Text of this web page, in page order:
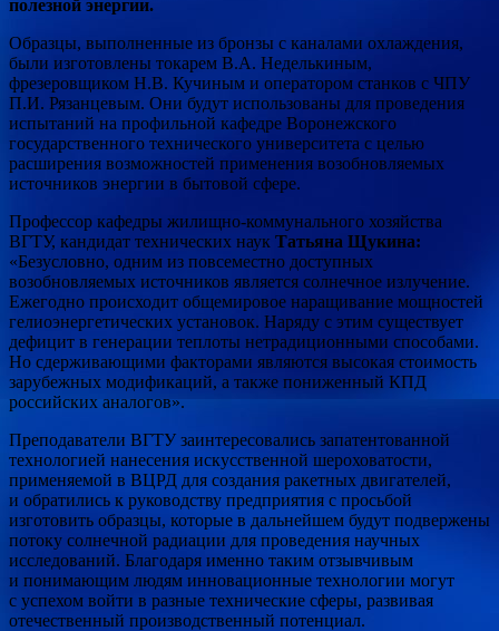
полезной энергии.
Образцы, выполненные из бронзы с каналами охлаждения,
были изготовлены токарем В.А. Неделькиным,
фрезеровщиком Н.В. Кучиным и оператором станков с ЧПУ
П.И. Рязанцевым. Они будут использованы для проведения
испытаний на профильной кафедре Воронежского
государственного технического университета с целью
расширения возможностей применения возобновляемых
источников энергии в бытовой сфере.
Профессор кафедры жилищно-коммунального хозяйства
ВГТУ, кандидат технических наук Татьяна Щукина:
«Безусловно, одним из повсеместно доступных
возобновляемых источников является солнечное излучение.
Ежегодно происходит общемировое наращивание мощностей
гелиоэнергетических установок. Наряду с этим существует
дефицит в генерации теплоты нетрадиционными способами.
Но сдерживающими факторами являются высокая стоимость
зарубежных модификаций, а также пониженный КПД
российских аналогов».
Преподаватели ВГТУ заинтересовались запатентованной
технологией нанесения искусственной шероховатости,
применяемой в ВЦРД для создания ракетных двигателей,
и обратились к руководству предприятия с просьбой
изготовить образцы, которые в дальнейшем будут подвержены
потоку солнечной радиации для проведения научных
исследований. Благодаря именно таким отзывчивым
и понимающим людям инновационные технологии могут
с успехом войти в разные технические сферы, развивая
отечественный производственный потенциал.